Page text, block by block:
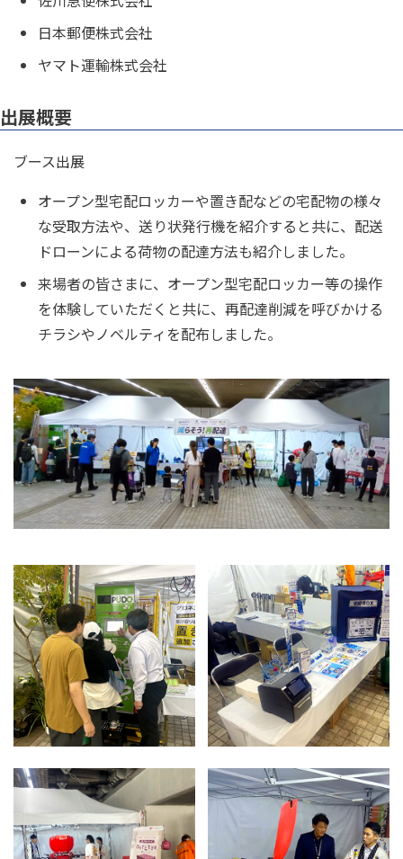
日本郵便株式会社
ヤマト運輸株式会社
出展概要
ブース出展
オープン型宅配ロッカーや置き配などの宅配物の様々
な受取方法や、送り状発行機を紹介すると共に、配送
ドローンによる荷物の配達方法も紹介しました。
来場者の皆さまに、オープン型宅配ロッカー等の操作
を体験していただくと共に、再配達削減を呼びかける
チラシやノベルティを配布しました。